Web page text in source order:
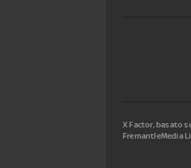
X Factor, basato
FremantleMedia